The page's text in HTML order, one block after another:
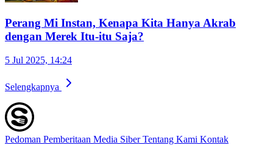
Perang Mi Instan, Kenapa Kita Hanya Akrab
dengan Merek Itu-itu Saja?
5 Jul 2025, 14:24
Selengkapnya
Pedoman Pemberitaan Media SiberTentang Kami Kontak